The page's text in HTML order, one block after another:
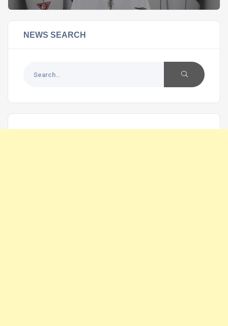
NEWS SEARCH